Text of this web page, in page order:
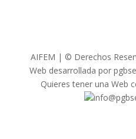
AIFEM | © Derechos
Web desarrollada por
Quieres tener una Web